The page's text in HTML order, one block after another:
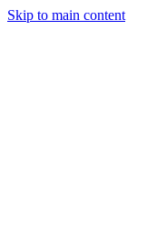
Skip to main content